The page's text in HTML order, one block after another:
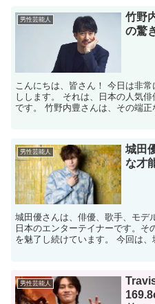
男性芸能人
竹野
の驚
こんにちは、皆さん！ 今日は非
しします。 それは、日本の人気
です。 竹野内豊さんは、その端正
男性芸能人
城田
な才
城田優さんは、俳優、歌手、モデ
日本のエンターテイナーです。​そ
を魅了し続けています。 ​今回は
男性芸能人